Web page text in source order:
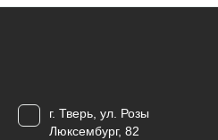
г. Тверь, ул. Розы
Люксембург, 82